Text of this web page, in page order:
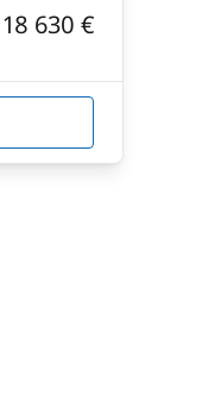
18 630 €